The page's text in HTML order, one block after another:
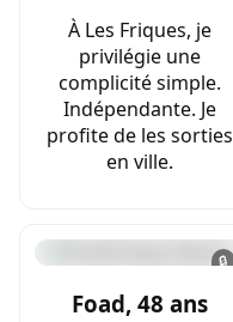
À Les Friques, je
privilégie une
complicité simple.
Indépendante. Je
profite de les sorties
en ville.
🔒
Foad, 48 ans